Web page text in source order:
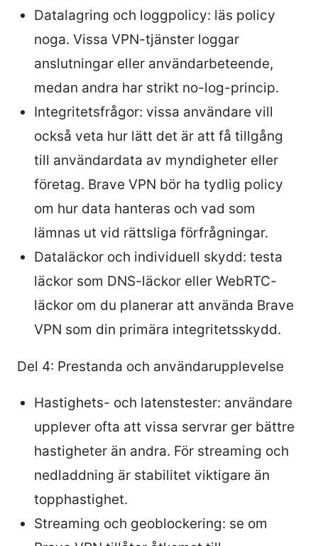
Datalagring och loggpolicy: läs policy
noga. Vissa VPN-tjänster loggar
anslutningar eller användarbeteende,
medan andra har strikt no-log-princip.
Integritetsfrågor: vissa användare vill
också veta hur lätt det är att få tillgång
till användardata av myndigheter eller
företag. Brave VPN bör ha tydlig policy
om hur data hanteras och vad som
lämnas ut vid rättsliga förfrågningar.
Dataläckor och individuell skydd: testa
läckor som DNS-läckor eller WebRTC-
läckor om du planerar att använda Brave
VPN som din primära integritetsskydd.
Del 4: Prestanda och användarupplevelse
Hastighets- och latenstester: användare
upplever ofta att vissa servrar ger bättre
hastigheter än andra. För streaming och
nedladdning är stabilitet viktigare än
topphastighet.
Streaming och geoblockering: se om